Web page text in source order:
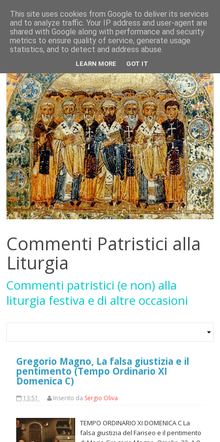
Commenti Patristici alla
Liturgia
Commenti patristici (e non) alla
liturgia festiva e di altre occasioni
Gregorio Magno, La falsa giustizia e il
pentimento (Tempo Ordinario XI
Domenica C)
13:51 Inserito da Sergio Oliva
TEMPO ORDINARIO XI DOMENICA C La
falsa giustizia del Fariseo e il pentimento
This site uses cookies from Google to deliver its services
and to analyze traffic. Your IP address and user-agent are
shared with Google along with performance and security
metrics to ensure quality of service, generate usage
statistics, and to detect and address abuse.
LEARN MORE GOT IT